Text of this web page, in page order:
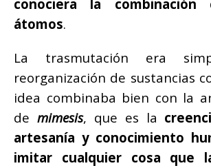
conociera la combinación
átomos.
La trasmutación era
reorganización de sustancias
idea combinaba bien con la
de mimesis, que es la
artesanía y conocimiento
imitar cualquier cosa que